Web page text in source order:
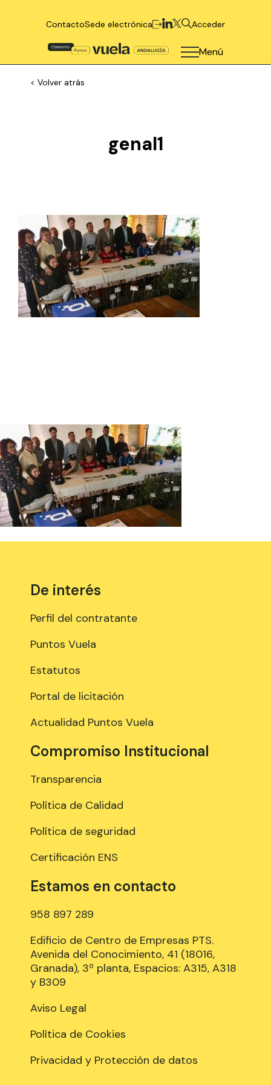
ContactoSede electrónica Acceder
Menú
< Volver atrás
genal1
De interés
Perfil del contratante
Puntos Vuela
Estatutos
Portal de licitación
Actualidad Puntos Vuela
Compromiso Institucional
Transparencia
Política de Calidad
Política de seguridad
Certificación ENS
Estamos en contacto
958 897 289
Edificio de Centro de Empresas PTS.
Avenida del Conocimiento, 41 (18016,
Granada), 3º planta, Espacios: A315, A318
y B309
Aviso Legal
Política de Cookies
Privacidad y Protección de datos